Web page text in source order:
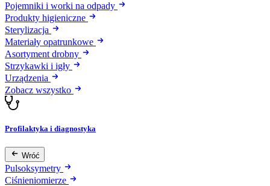
Pojemniki i worki na odpady
Produkty higieniczne
Sterylizacja
Materiały opatrunkowe
Asortyment drobny
Strzykawki i igły
Urządzenia
Zobacz wszystko
Profilaktyka i diagnostyka
Wróć
Pulsoksymetry
Ciśnieniomierze